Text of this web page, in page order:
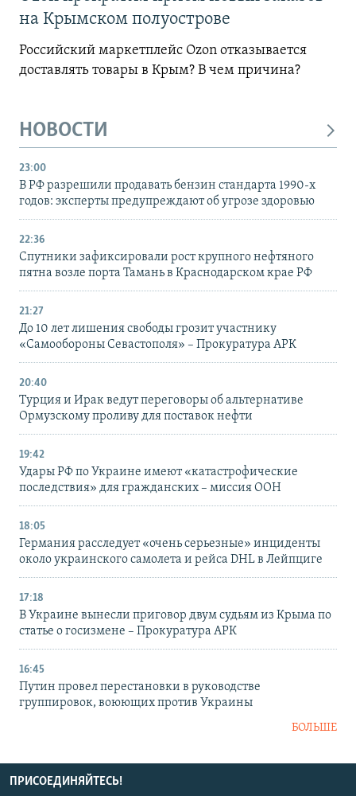
на Крымском полуострове
Российский маркетплейс Ozon отказывается
доставлять товары в Крым? В чем причина?
НОВОСТИ
23:00
В РФ разрешили продавать бензин стандарта 1990-х
годов: эксперты предупреждают об угрозе здоровью
22:36
Спутники зафиксировали рост крупного нефтяного
пятна возле порта Тамань в Краснодарском крае РФ
21:27
До 10 лет лишения свободы грозит участнику
«Самообороны Севастополя» – Прокуратура АРК
20:40
Турция и Ирак ведут переговоры об альтернативе
Ормузскому проливу для поставок нефти
19:42
Удары РФ по Украине имеют «катастрофические
последствия» для гражданских – миссия ООН
18:05
Германия расследует «очень серьезные» инциденты
около украинского самолета и рейса DHL в Лейпциге
17:18
В Украине вынесли приговор двум судьям из Крыма по
статье о госизмене – Прокуратура АРК
16:45
Путин провел перестановки в руководстве
группировок, воюющих против Украины
БОЛЬШЕ
ПРИСОЕДИНЯЙТЕСЬ!